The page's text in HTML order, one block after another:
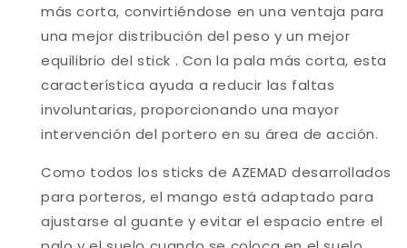
más corta, convirtiéndose en una ventaja para
una mejor distribución del peso y un mejor
equilibrio del stick . Con la pala más corta, esta
característica ayuda a reducir las faltas
involuntarias, proporcionando una mayor
intervención del portero en su área de acción.
Como todos los sticks de AZEMAD desarrollados
para porteros, el mango está adaptado para
ajustarse al guante y evitar el espacio entre el